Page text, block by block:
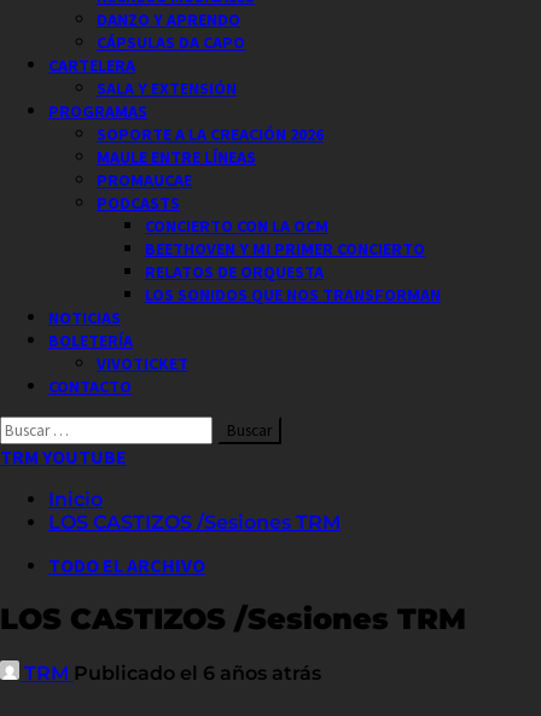
DANZO Y APRENDO
CÁPSULAS DA CAPO
CARTELERA
SALA Y EXTENSIÓN
PROGRAMAS
SOPORTE A LA CREACIÓN 2026
MAULE ENTRE LÍNEAS
PROMAUCAE
PODCASTS
CONCIERTO CON LA OCM
BEETHOVEN Y MI PRIMER CONCIERTO
RELATOS DE ORQUESTA
LOS SONIDOS QUE NOS TRANSFORMAN
NOTICIAS
BOLETERÍA
VIVOTICKET
CONTACTO
Buscar
por:
TRM YOUTUBE
Inicio
LOS CASTIZOS /Sesiones TRM
TODO EL ARCHIVO
LOS CASTIZOS /Sesiones TRM
TRM Publicado el 6 años atrás